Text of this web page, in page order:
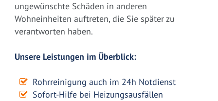
ungewünschte Schäden in anderen
Wohneinheiten auftreten, die Sie später zu
verantworten haben.
Unsere Leistungen im Überblick:
Rohrreinigung auch im 24h Notdienst
Sofort-Hilfe bei Heizungsausfällen